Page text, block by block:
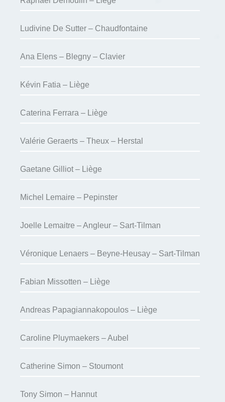
Ludivine De Sutter – Chaudfontaine
Ana Elens – Blegny – Clavier
Kévin Fatia – Liège
Caterina Ferrara – Liège
Valérie Geraerts – Theux – Herstal
Gaetane Gilliot – Liège
Michel Lemaire – Pepinster
Joelle Lemaitre – Angleur – Sart-Tilman
Véronique Lenaers – Beyne-Heusay – Sart-Tilman
Fabian Missotten – Liège
Andreas Papagiannakopoulos – Liège
Caroline Pluymaekers – Aubel
Catherine Simon – Stoumont
Tony Simon – Hannut